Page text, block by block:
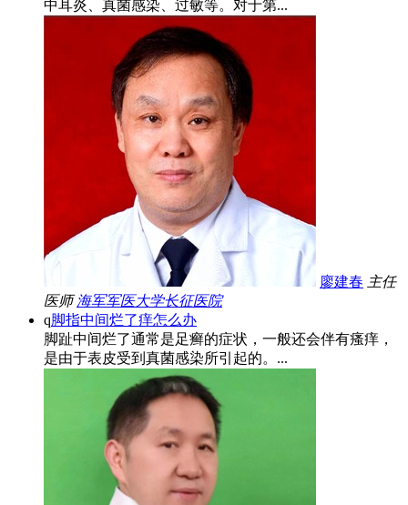
中耳炎、真菌感染、过敏等。对于第...
廖建春 主任
医师 海军军医大学长征医院
q脚指中间烂了痒怎么办
脚趾中间烂了通常是足癣的症状，一般还会伴有瘙痒，
是由于表皮受到真菌感染所引起的。...